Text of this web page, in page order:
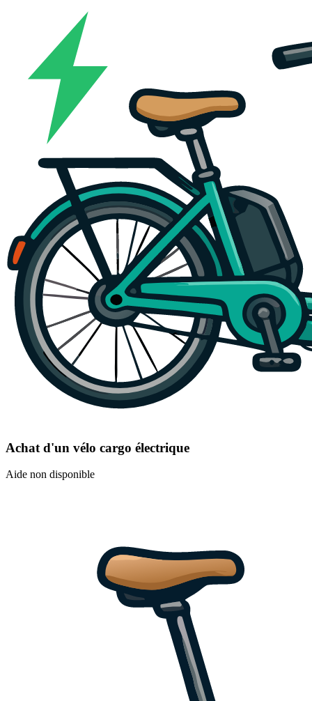
Achat d'un vélo cargo électrique
Aide non disponible